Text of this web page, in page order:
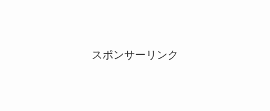
スポンサーリンク